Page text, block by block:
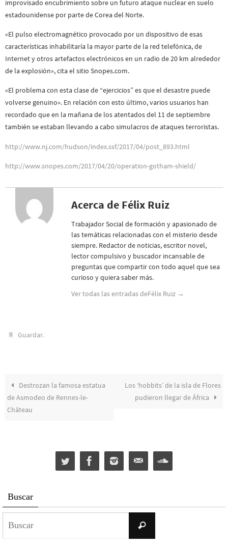
improvisado encubrimiento sobre un futuro ataque nuclear en suelo
estadounidense por parte de Corea del Norte.
«El pulso electromagnético provocado por un dispositivo de esas
características inhabilitaría la mayor parte de la red telefónica, de
Internet y otros artefactos electrónicos en un radio de 20 km alrededor
de la explosión», cita el sitio Snopes.com.
«El problema con esta clase de “ejercicios” es que el desastre puede
volverse genuino». En relación con esto último, varios usuarios han
recordado que en la mañana de los atentados del 11 de septiembre
también se estaban llevando a cabo simulacros de ataques terroristas.
http://www.nj.com/hudson/index.ssf/2017/04/post_893.html
http://www.snopes.com/2017/04/20/operation-gotham-shield/
Acerca de Félix Ruiz
Trabajador Social de formación y apasionado de
las temáticas relacionadas con el misterio desde
siempre. Redactor de noticias, escritor novel,
lector compulsivo y buscador incansable de
preguntas que compartir con todo aquel que sea
curioso y quiera saber más.
Ver todas las entradas deFélix Ruiz →
Guardar.
Destrozan la famosa estatua
de Asmodeo de Rennes-le-
Château
Los ‘hobbits’ de la isla de Flores
pudieron llegar de África
Buscar
Buscar